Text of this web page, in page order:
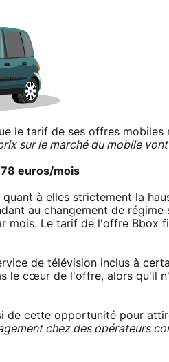
le tarif de ses offres
sur le marché du mobile
euros/mois
à elles strictement la
au changement de
mois. Le tarif de l'offre Bbox
de télévision inclus à
le cœur de l'offre, alors qu'il
de cette opportunité pour
chez des opérateurs